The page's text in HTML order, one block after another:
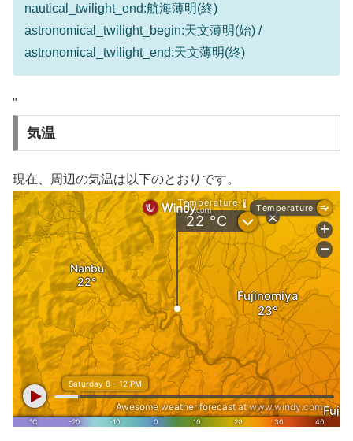
nautical_twilight_end:航海薄明(終)
astronomical_twilight_begin:天文薄明(始) /
astronomical_twilight_end:天文薄明(終)
"
気温
現在、周辺の気温は以下のとおりです。